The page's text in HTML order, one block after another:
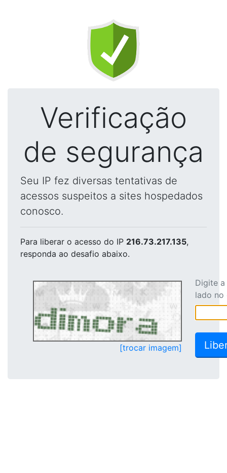
Verificação
de segurança
Seu IP fez diversas tentativas de
acessos suspeitos a sites hospedados
conosco.
Para liberar o acesso do IP 216.73.217.135,
responda ao desafio abaixo.
[trocar imagem]
Digite
lado no